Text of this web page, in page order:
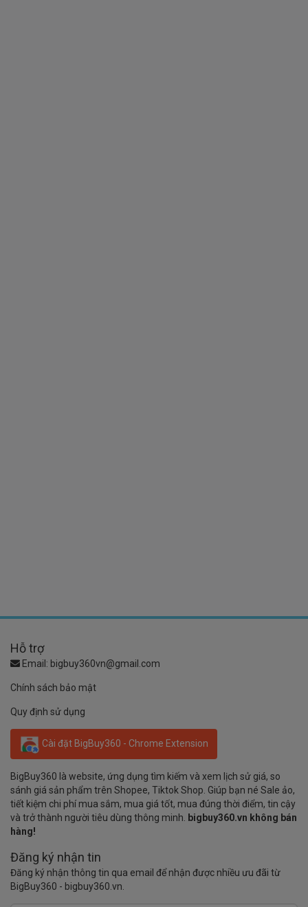
Hỗ trợ
Email: bigbuy360vn@gmail.com
Chính sách bảo mật
Quy định sử dụng
Cài đặt BigBuy360 - Chrome Extension
BigBuy360 là website, ứng dụng tìm kiếm và xem lịch sử giá, so
sánh giá sản phẩm trên Shopee, Tiktok Shop. Giúp bạn né Sale ảo,
tiết kiệm chi phí mua sắm, mua giá tốt, mua đúng thời điểm, tin cậy
và trở thành người tiêu dùng thông minh.
bigbuy360.vn không bán
hàng!
Đăng ký nhận tin
Đăng ký nhận thông tin qua email để nhận được nhiều ưu đãi từ
BigBuy360 - bigbuy360.vn.